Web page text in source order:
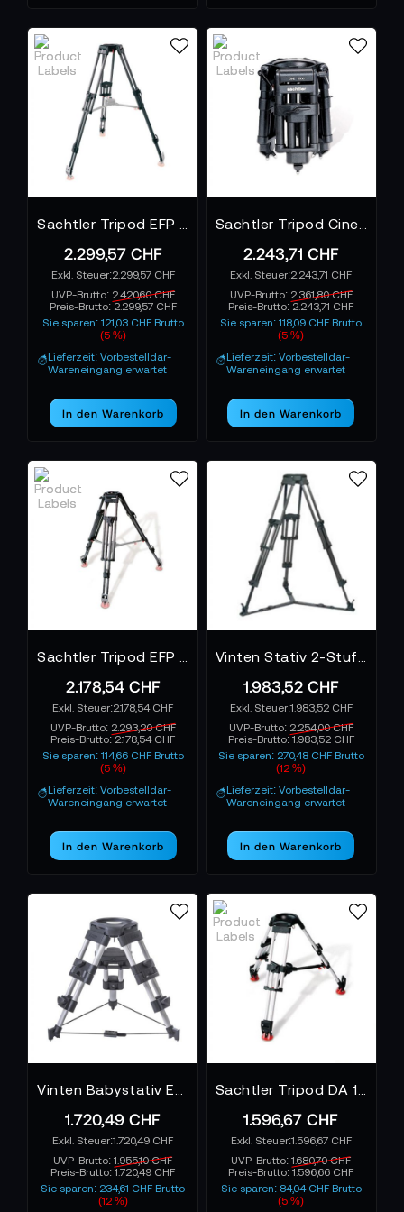
Marken wie Sachtler, Vinten und Libec stehen hier für
Erfahrung, Ingenieurskunst und kompromisslose
Qualität, die sich in jeder Aufnahme bemerkbar
Weitere technische Details und
Produktempfehlungen findest du unten.
2.299,57 CHF
2.299,57 CHF
UVP-Brutto: 2.420,60 CHF
Preis-Brutto: 2.299,57 CHF
Sie sparen: 121,03 CHF Brutto
(5 %)
Lieferzeit: Vorbestelldar-
Wareneingang erwartet
In den Warenkorb
2.243,71 CHF
2.243,71 CHF
UVP-Brutto: 2.361,80 CHF
Preis-Brutto: 2.243,71 CHF
Sie sparen: 118,09 CHF Brutto
(5 %)
Lieferzeit: Vorbestelldar-
Wareneingang erwartet
In den Warenkorb
2.178,54 CHF
2.178,54 CHF
UVP-Brutto: 2.293,20 CHF
Preis-Brutto: 2.178,54 CHF
Sie sparen: 114,66 CHF Brutto
(5 %)
Lieferzeit: Vorbestelldar-
Wareneingang erwartet
In den Warenkorb
1.983,52 CHF
1.983,52 CHF
UVP-Brutto: 2.254,00 CHF
Preis-Brutto:1.983,52 CHF
Sie sparen: 270,48 CHF Brutto
(12 %)
Lieferzeit: Vorbestelldar-
Wareneingang erwartet
In den Warenkorb
1.720,49 CHF
1.720,49 CHF
UVP-Brutto:1.955,10 CHF
Preis-Brutto:1.720,49 CHF
Sie sparen: 234,61 CHF Brutto
(12 %)
1.596,67 CHF
1.596,67 CHF
UVP-Brutto:1.680,70 CHF
Preis-Brutto:1.596,66 CHF
Sie sparen: 84,04 CHF Brutto
(5 %)